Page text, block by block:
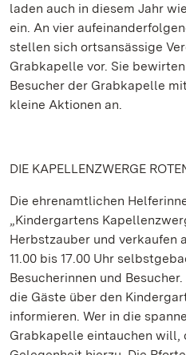
laden auch in diesem Jahr
ein. An vier
stellen sich ortsansässige
Grabkapelle vor. Sie
Besucher der Grabkapelle
kleine Aktionen an.
DIE KAPELLENZWERGE
Die ehrenamtlichen
„Kindergartens
Herbstzauber und verkaufen
11.00 bis 17.00 Uhr
Besucherinnen und
die Gäste über den
informieren. Wer in die
Grabkapelle eintauchen will,